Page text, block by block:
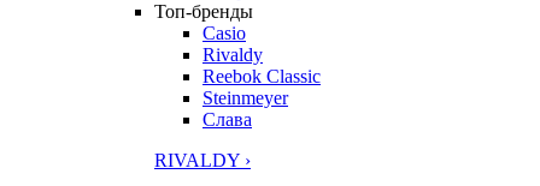
Топ-бренды
Casio
Rivaldy
Reebok Classic
Steinmeyer
Слава
RIVALDY ›